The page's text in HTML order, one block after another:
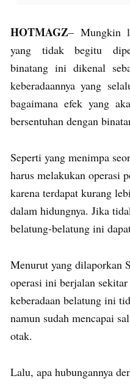
HOTMAGZ– Mungkin
yang tidak begitu
binatang ini dikenal
keberadaannya yang
bagaimana efek yang
bersentuhan dengan
Seperti yang menimpa
harus melakukan operasi
karena terdapat kurang
dalam hidungnya. Jika
belatung-belatung ini
Menurut yang dilaporkan
operasi ini berjalan
keberadaan belatung ini
namun sudah mencapai
otak.
Lalu, apa hubungannya